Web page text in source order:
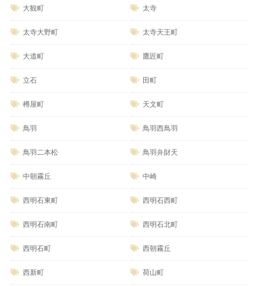
大観町 太寺
太寺大野町 太寺天王町
大道町 鷹匠町
立石 田町
樽屋町 天文町
鳥羽 鳥羽西鳥羽
鳥羽二本松 鳥羽弁財天
中朝霧丘 中崎
西明石東町 西明石西町
西明石南町 西明石北町
西明石町 西朝霧丘
西新町 荷山町